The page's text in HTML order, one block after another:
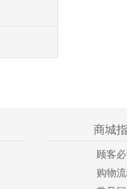
商城
顾客
购物